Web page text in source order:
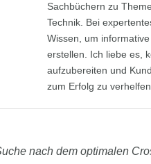
Sachbüchern zu
Technik. Bei
Wissen, um
erstellen. Ich liebe es,
aufzubereiten und
zum Erfolg zu verhelfen.
nach dem optimalen